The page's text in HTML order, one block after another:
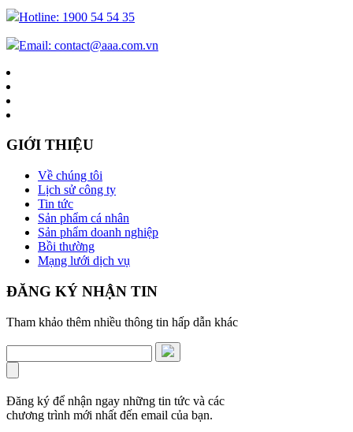
Hotline: 1900 54 54 35
Email: contact@aaa.com.vn
GIỚI THIỆU
Về chúng tôi
Lịch sử công ty
Tin tức
Sản phẩm cá nhân
Sản phẩm doanh nghiệp
Bồi thường
Mạng lưới dịch vụ
ĐĂNG KÝ NHẬN TIN
Tham khảo thêm nhiều thông tin hấp dẫn khác
Đăng ký để nhận ngay những tin tức và các
chương trình mới nhất đến email của bạn.